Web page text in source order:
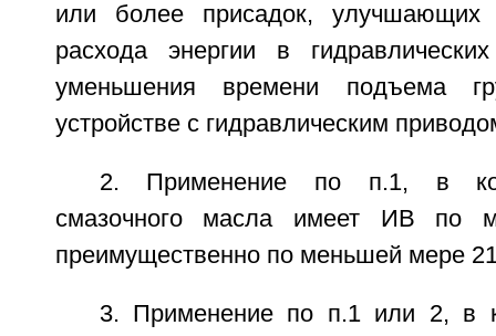
или более присадок,
расхода энергии в
уменьшения времени подъема
устройстве с гидравлическим
2. Применение по п.1, в
смазочного масла имеет ИВ по
преимущественно по меньшей мере
3. Применение по п.1 или 2, в